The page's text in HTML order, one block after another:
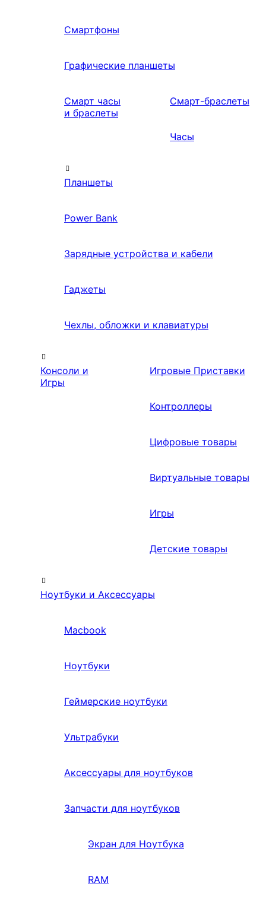
Смартфоны
Графические планшеты
Смарт часы
и браслеты
Смарт-браслеты
Часы
Планшеты
Power Bank
Зарядные устройства и кабели
Гаджеты
Чехлы, обложки и клавиатуры
Консоли и
Игры
Игровые Приставки
Контроллеры
Цифровые товары
Виртуальные товары
Игры
Детские товары
Ноутбуки и Аксессуары
Macbook
Ноутбуки
Геймерские ноутбуки
Ультрабуки
Аксессуары для ноутбуков
Запчасти для ноутбуков
Экран для Ноутбука
RAM